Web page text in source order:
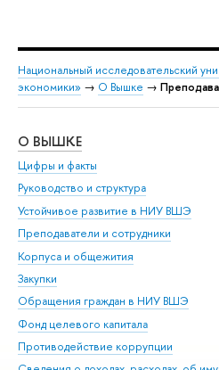
Национальный исследовательский
экономики» → О Вышке →
О ВЫШКЕ
Цифры и факты
Руководство и структура
Устойчивое развитие в НИУ ВШЭ
Преподаватели и сотрудники
Корпуса и общежития
Закупки
Обращения граждан в НИУ ВШЭ
Фонд целевого капитала
Противодействие коррупции